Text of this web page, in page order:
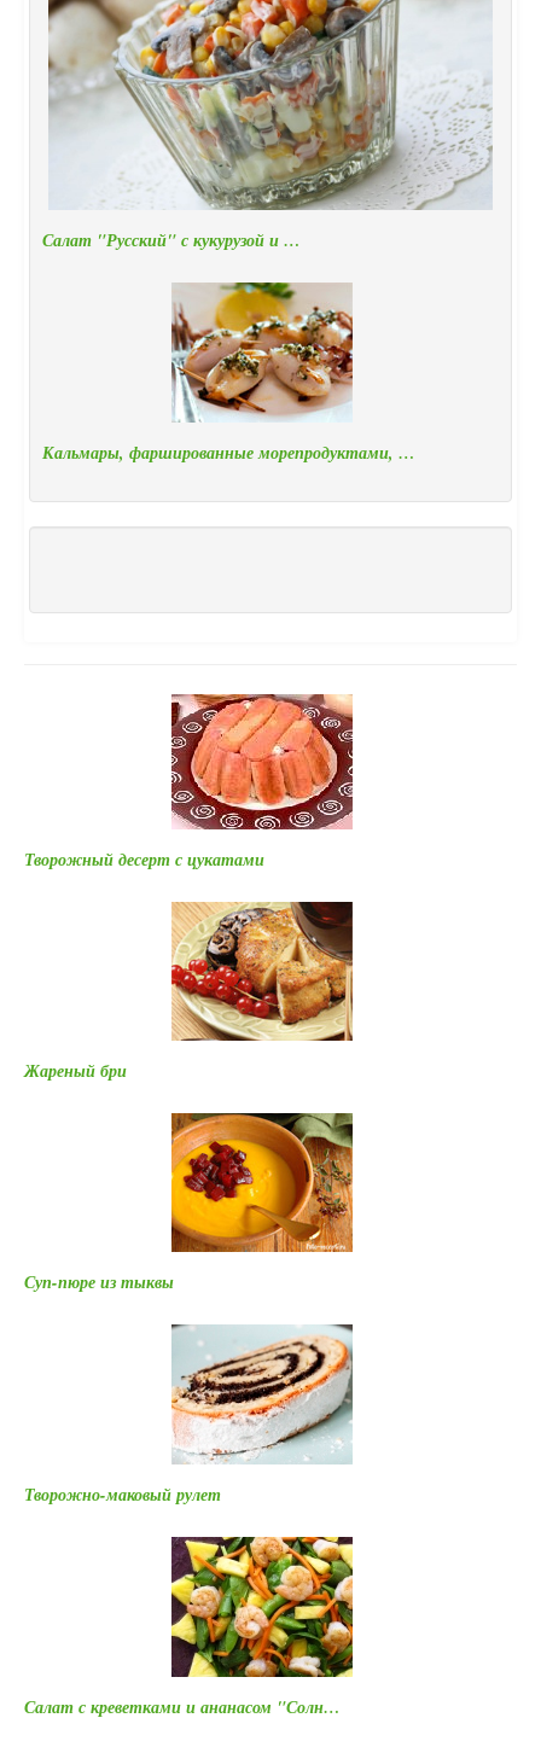
Салат "Русский" с кукурузой и …
Кальмары, фаршированные морепродуктами, …
Творожный десерт с цукатами
Жареный бри
Суп-пюре из тыквы
Творожно-маковый рулет
Салат с креветками и ананасом "Солн…